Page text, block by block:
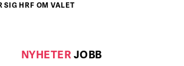
SIG HRF OM VALET
NYHETERJOBB